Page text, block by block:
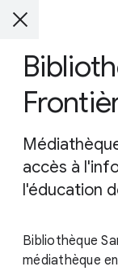
accès à
l'éducation
Bibliothèque
médiathèque